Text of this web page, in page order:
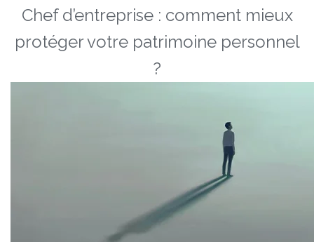
Chef d’entreprise : comment mieux
protéger votre patrimoine personnel
?